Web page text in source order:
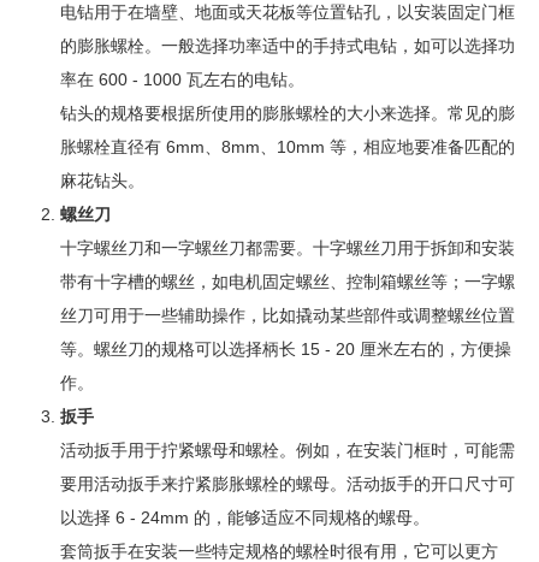
电钻用于在墙壁、地面或天花板等位置钻孔，以安装固定门框
的膨胀螺栓。一般选择功率适中的手持式电钻，如可以选择功
率在 600 - 1000 瓦左右的电钻。
钻头的规格要根据所使用的膨胀螺栓的大小来选择。常见的膨
胀螺栓直径有 6mm、8mm、10mm 等，相应地要准备匹配的
麻花钻头。
螺丝刀
十字螺丝刀和一字螺丝刀都需要。十字螺丝刀用于拆卸和安装
带有十字槽的螺丝，如电机固定螺丝、控制箱螺丝等；一字螺
丝刀可用于一些辅助操作，比如撬动某些部件或调整螺丝位置
等。螺丝刀的规格可以选择柄长 15 - 20 厘米左右的，方便操
作。
扳手
活动扳手用于拧紧螺母和螺栓。例如，在安装门框时，可能需
要用活动扳手来拧紧膨胀螺栓的螺母。活动扳手的开口尺寸可
以选择 6 - 24mm 的，能够适应不同规格的螺母。
套筒扳手在安装一些特定规格的螺栓时很有用，它可以更方